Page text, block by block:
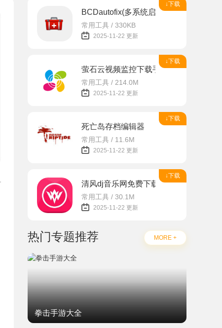
↓下载
BCDautofix(多系统启动引导修复工具)
常用工具 / 330KB
2025-11-22 更新
↓下载
萤石云视频监控下载手机版app
常用工具 / 214.0M
2025-11-22 更新
↓下载
死亡岛存档编辑器
常用工具 / 11.6M
2025-11-22 更新
↓下载
清风dj音乐网免费下载安装
常用工具 / 30.1M
2025-11-22 更新
热门专题推荐 MORE +
拳击手游大全